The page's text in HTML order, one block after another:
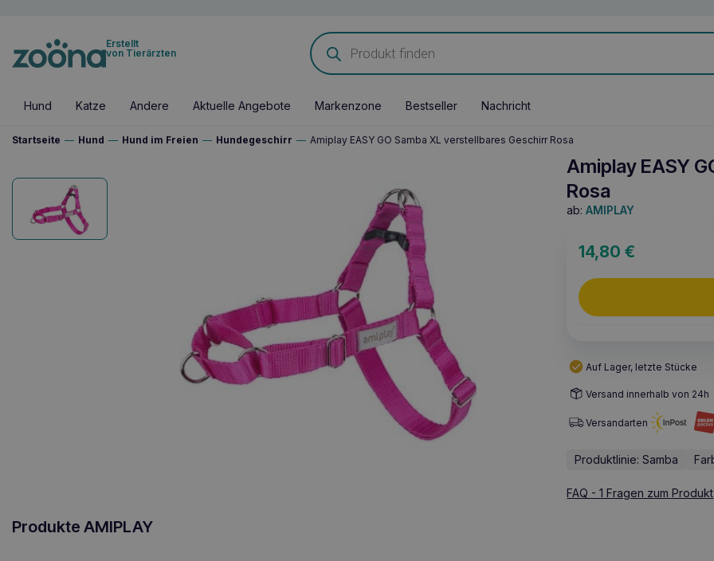
Erstellt
von Tierärzten
Products
search
Hund Katze Andere Aktuelle Angebote Markenzone Bestseller Nachricht
Startseite — Hund — Hund im Freien — Hundegeschirr — Amiplay EASY GO Samba XL verstellbares Geschirr Rosa
Amiplay EASY
Rosa
ab: AMIPLAY
14,80€
Auf Lager, letzte Stücke
Versand innerhalb von 24h
Versandarten
Produktlinie: Samba
FAQ - 1 Fragen zum Produkt
Produkte AMIPLAY